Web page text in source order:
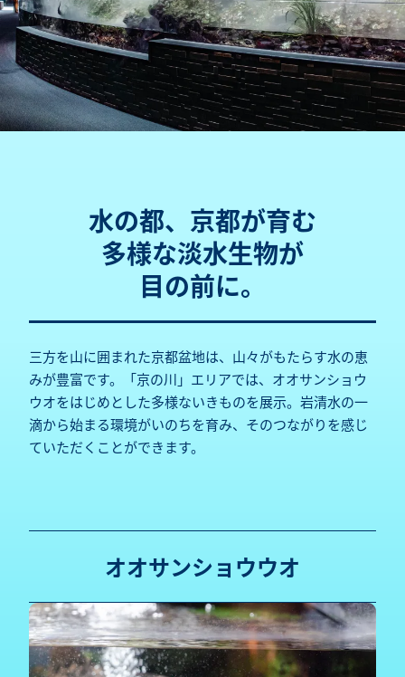
水の都、京都が育む
多様な淡水生物が
目の前に。
三方を山に囲まれた京都盆地は、山々がもたらす水の恵
みが豊富です。「京の川」エリアでは、オオサンショウ
ウオをはじめとした多様ないきものを展示。岩清水の一
滴から始まる環境がいのちを育み、そのつながりを感じ
ていただくことができます。
オオサンショウウオ